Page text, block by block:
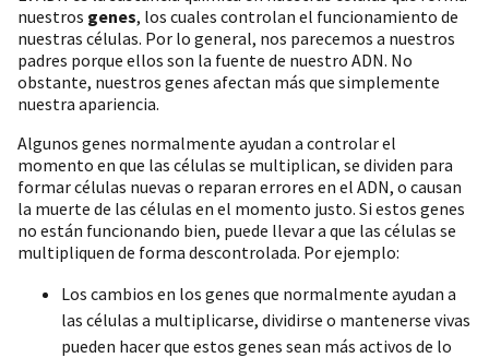
nuestros genes, los cuales controlan el funcionamiento de
nuestras células. Por lo general, nos parecemos a nuestros
padres porque ellos son la fuente de nuestro ADN. No
obstante, nuestros genes afectan más que simplemente
nuestra apariencia.
Algunos genes normalmente ayudan a controlar el
momento en que las células se multiplican, se dividen para
formar células nuevas o reparan errores en el ADN, o causan
la muerte de las células en el momento justo. Si estos genes
no están funcionando bien, puede llevar a que las células se
multipliquen de forma descontrolada. Por ejemplo:
Los cambios en los genes que normalmente ayudan a
las células a multiplicarse, dividirse o mantenerse vivas
pueden hacer que estos genes sean más activos de lo